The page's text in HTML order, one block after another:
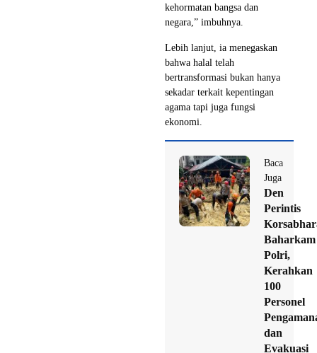
kehormatan bangsa dan
negara,” imbuhnya.
Lebih lanjut, ia menegaskan
bahwa halal telah
bertransformasi bukan hanya
sekadar terkait kepentingan
agama tapi juga fungsi
ekonomi.
Baca
Juga
Den
Perintis
Baharkam
Polri,
Kerahkan
100
Personel
dan
Evakuasi